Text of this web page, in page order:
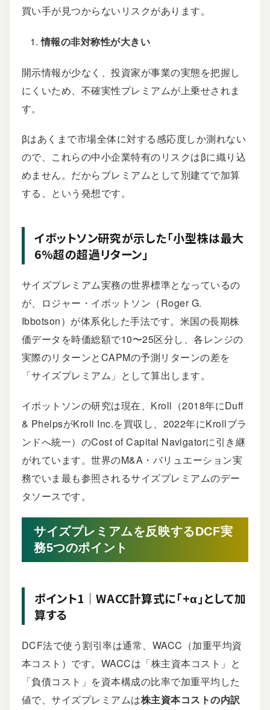
買い手が見つからないリスクがあります。
情報の非対称性が大きい
開示情報が少なく、投資家が事業の実態を把握し
にくいため、不確実性プレミアムが上乗せされま
す。
βはあくまで市場全体に対する感応度しか測れない
ので、これらの中小企業特有のリスクはβに織り込
めません。だからプレミアムとして別建てで加算
する、という発想です。
イボットソン研究が示した「小型株は最大
6%超の超過リターン」
サイズプレミアム実務の世界標準となっているの
が、ロジャー・イボットソン（Roger G.
Ibbotson）が体系化した手法です。米国の長期株
価データを時価総額で10〜25区分し、各レンジの
実際のリターンとCAPMの予測リターンの差を
「サイズプレミアム」として算出します。
イボットソンの研究は現在、 Kroll （2018年にDuff
& PhelpsがKroll Inc.を買収し、2022年にKrollブラ
ンドへ統一）のCost of Capital Navigatorに引き継
がれています。世界のM&A・バリュエーション実
務でいま最も参照されるサイズプレミアムのデー
タソースです。
サイズプレミアムを反映するDCF実
務5つのポイント
ポイント1｜WACC計算式に「+α」として加
算する
DCF法で使う割引率は通常、WACC（加重平均資
本コスト）です。WACCは「株主資本コスト」と
「負債コスト」を資本構成の比率で加重平均した
値で、サイズプレミアムは株主資本コストの内訳